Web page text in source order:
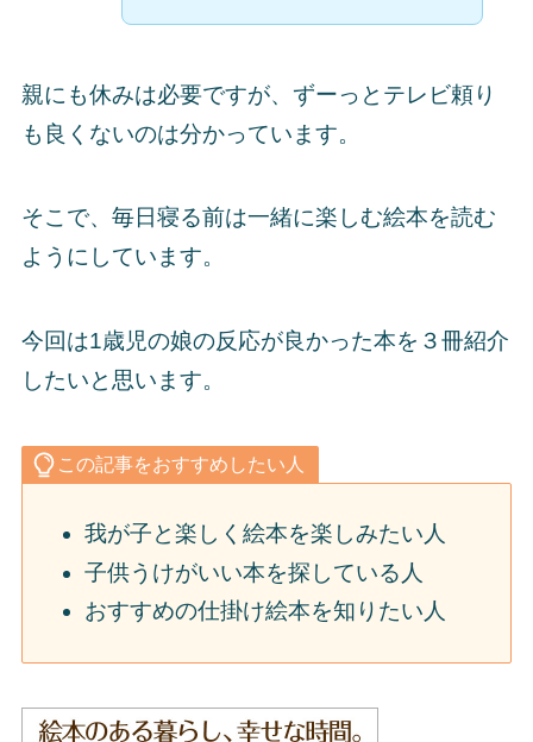
親にも休みは必要ですが、ずーっとテレビ頼り
も良くないのは分かっています。
そこで、毎日寝る前は一緒に楽しむ絵本を読む
ようにしています。
今回は1歳児の娘の反応が良かった本を３冊紹介
したいと思います。
この記事をおすすめしたい人
我が子と楽しく絵本を楽しみたい人
子供うけがいい本を探している人
おすすめの仕掛け絵本を知りたい人